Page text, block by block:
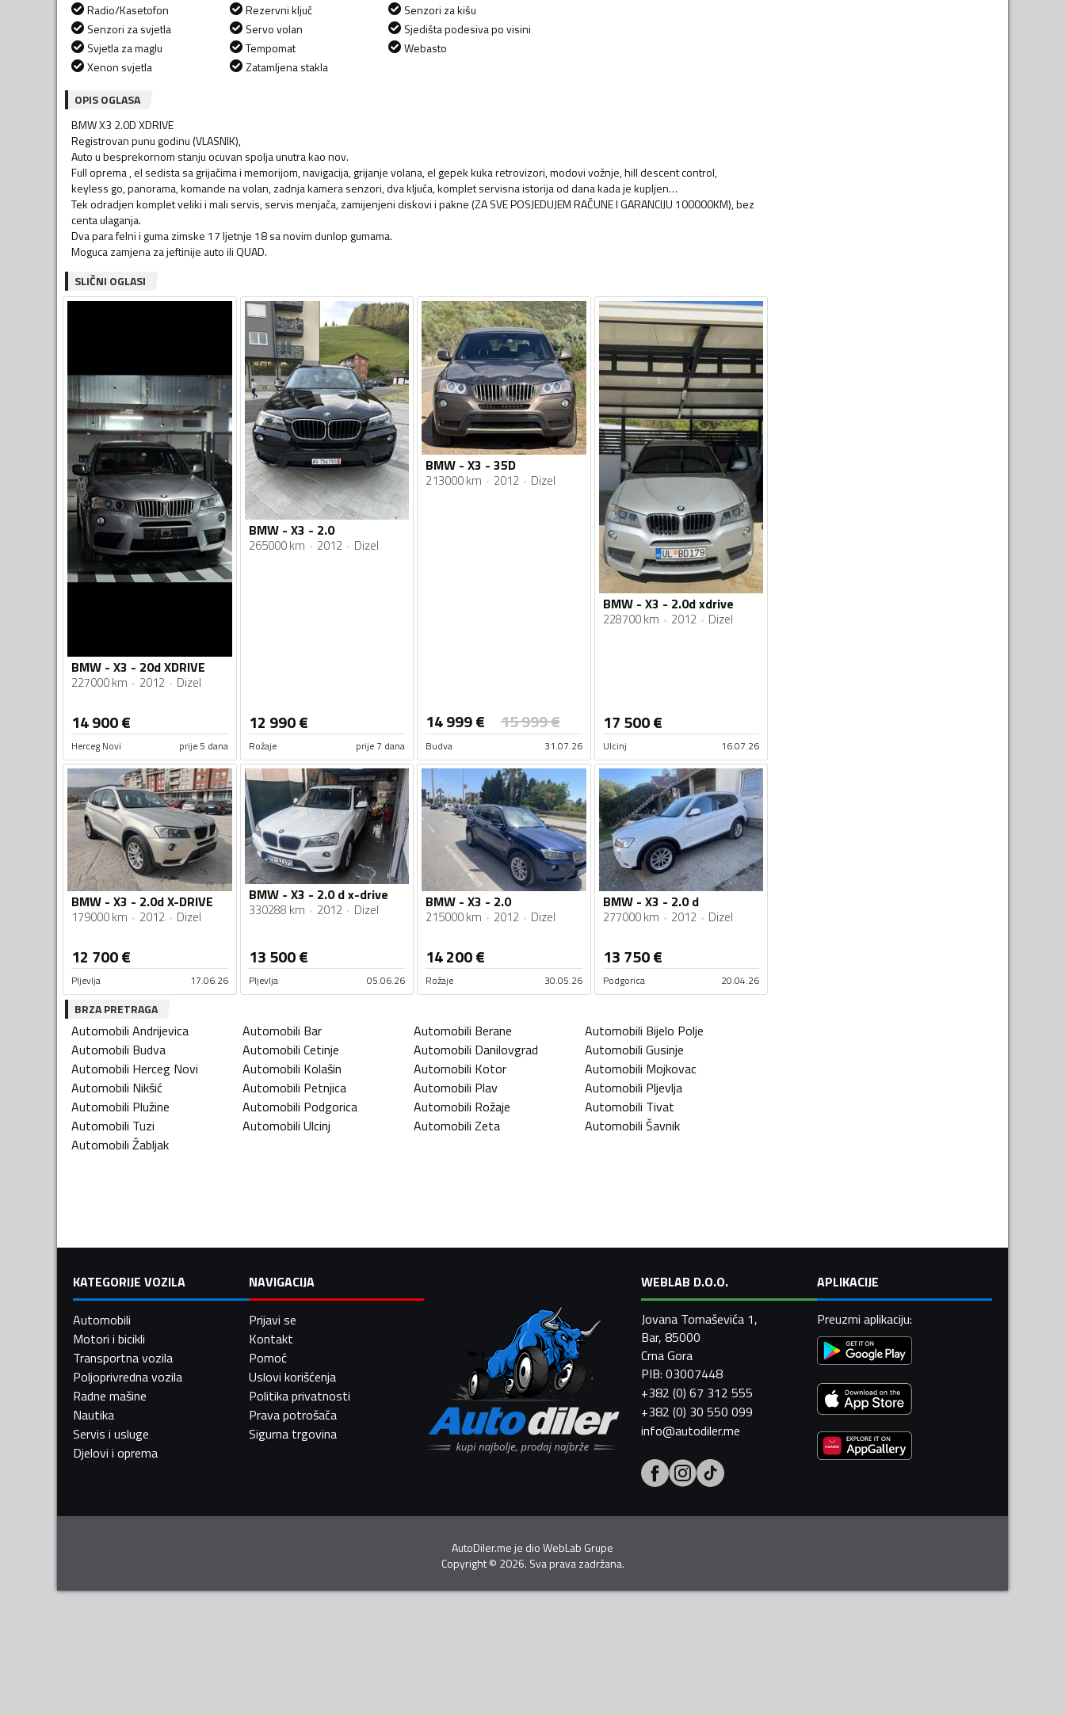
Radio/Kasetofon
Senzori za svjetla
Svjetla za maglu
Xenon svjetla
Rezervni ključ
Servo volan
Tempomat
Zatamljena stakla
Senzori za kišu
Sjedišta podesiva po visini
Webasto
OPIS OGLASA
BMW X3 2.0D XDRIVE
Registrovan punu godinu (VLASNIK),
Auto u besprekornom stanju ocuvan spolja unutra kao nov.
Full oprema , el sedista sa grijačima i memorijom, navigacija, grijanje volana, el gepek kuka retrovizori, modovi vožnje, hill descent control,
keyless go, panorama, komande na volan, zadnja kamera senzori, dva ključa, komplet servisna istorija od dana kada je kupljen…
Tek odradjen komplet veliki i mali servis, servis menjača, zamijenjeni diskovi i pakne (ZA SVE POSJEDUJEM RAČUNE I GARANCIJU 100000KM), bez
centa ulaganja.
Dva para felni i guma zimske 17 ljetnje 18 sa novim dunlop gumama.
Moguca zamjena za jeftinije auto ili QUAD.
SLIČNI OGLASI
BMW - X3 - 20d XDRIVE
227000 km 2012 Dizel
14 900€
Herceg Novi prije 5 dana
BMW - X3 - 2.0
265000 km 2012 Dizel
12 990€
Rožaje prije 7 dana
BMW - X3 - 35D
213000 km 2012 Dizel
14 999€ 15 999€
Budva 31.07.26
BMW - X3 - 2.0d xdrive
228700 km 2012 Dizel
17 500€
Ulcinj 16.07.26
BMW - X3 - 2.0d X-DRIVE
179000 km 2012 Dizel
12 700€
Pljevlja 17.06.26
BMW - X3 - 2.0 d x-drive
330288 km 2012 Dizel
13 500€
Pljevlja 05.06.26
BMW - X3 - 2.0
215000 km 2012 Dizel
14 200€
Rožaje 30.05.26
BMW - X3 - 2.0 d
277000 km 2012 Dizel
13 750€
Podgorica 20.04.26
BRZA PRETRAGA
Automobili Andrijevica Automobili Bar Automobili Berane Automobili Bijelo Polje
Automobili Budva Automobili Cetinje Automobili Danilovgrad Automobili Gusinje
Automobili Herceg Novi Automobili Kolašin Automobili Kotor Automobili Mojkovac
Automobili Nikšić Automobili Petnjica Automobili Plav Automobili Pljevlja
Automobili Plužine Automobili Podgorica Automobili Rožaje Automobili Tivat
Automobili Tuzi Automobili Ulcinj Automobili Zeta Automobili Šavnik
Automobili Žabljak
KATEGORIJE VOZILA
Automobili
Motori i bicikli
Transportna vozila
Poljoprivredna vozila
Radne mašine
Nautika
Servis i usluge
Djelovi i oprema
NAVIGACIJA
Prijavi se
Kontakt
Pomoć
Uslovi korišćenja
Politika privatnosti
Prava potrošača
Sigurna trgovina
WEBLAB D.O.O.
Jovana Tomaševića 1,
Bar, 85000
Crna Gora
PIB: 03007448
+382 (0) 67 312 555
+382 (0) 30 550 099
info@autodiler.me
APLIKACIJE
Preuzmi aplikaciju:
AutoDiler.me je dioWebLab Grupe
Copyright© 2026. Sva prava zadržana.